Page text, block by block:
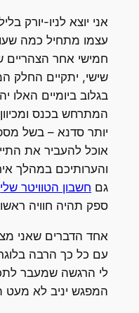
אני יוצא לניו-יורק
עצמו מתחיל כמה שעות
חמישי אחר הצהריים
שישי, יתקיים החלק
בגלוב ביומיים האלו
המתרחש בכנס ומכיוון
יותר סדנא – בשל
אוכל להעביר את
והערותיכם במהלך
גםחשבון הטוויטר שלי
ספק תהיה חוויה
אחד הדברים שאני
עם כל כך הרבה
לי הרגשה שמעבר
המפגש יניב לא מעט